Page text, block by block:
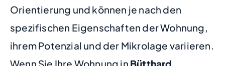
Orientierung und können je nach den
spezifischen Eigenschaften der Wohnung,
ihrem Potenzial und der Mikrolage variieren.
Wenn Sie Ihre Wohnung in Bütthard